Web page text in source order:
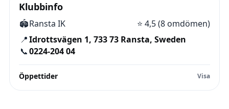
Klubbinfo
🏟️Ransta IK ⭐ 4,5 (8 omdömen)
📍Idrottsvägen 1, 733 73 Ransta, Sweden
📞0224-204 04
Öppettider